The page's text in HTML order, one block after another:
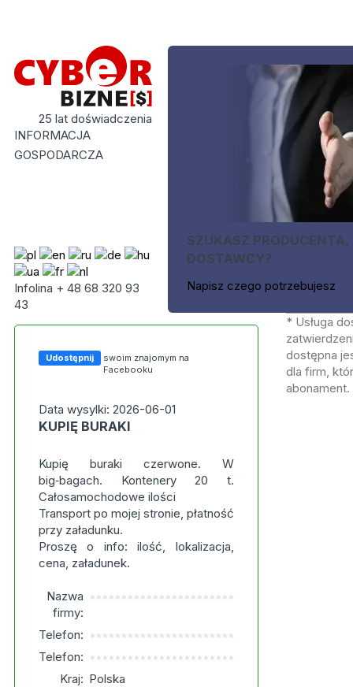
25 lat doświadczenia
INFORMACJA
GOSPODARCZA
Infolina + 48 68 320 93
43
SZUKASZ PRODUCENTA,
DOSTAWCY?
Napisz czego potrzebujesz
Udostępnij
swoim znajomym na
Facebooku
Data wysylki: 2026-06-01
KUPIĘ BURAKI
Kupię buraki czerwone. W
big‑bagach. Kontenery 20 t.
Całosamochodowe ilości
Transport po mojej stronie, płatność
przy załadunku.
Proszę o info: ilość, lokalizacja,
cena, załadunek.
Nazwa
firmy:
***********************
Telefon: ***********************
Telefon: ***********************
Kraj: Polska
* Usługa
dostępna
dla firm,
abonament.